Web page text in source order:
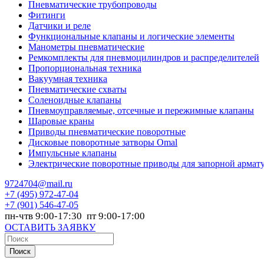
Пневматические трубопроводы
Фитинги
Датчики и реле
Функциональные клапаны и логические элементы
Манометры пневматические
Ремкомплекты для пневмоцилиндров и распределителей
Пропорциональная техника
Вакуумная техника
Пневматические схваты
Соленоидные клапаны
Пневмоуправляемые, отсечные и пережимные клапаны
Шаровые краны
Приводы пневматические поворотные
Дисковые поворотные затворы Omal
Импульсные клапаны
Электрические поворотные приводы для запорной
9724704@mail.ru
+7 (495) 972-47-04
+7 (901) 546-47-05
пн-чтв 9:00-17:30 пт 9:00-17:00
ОСТАВИТЬ ЗАЯВКУ
Поиск